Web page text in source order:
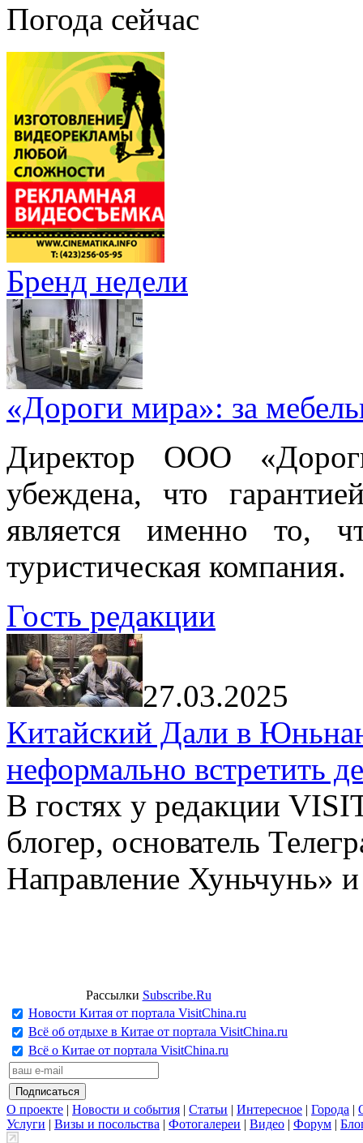
Погода сейчас
Бренд недели
«Дороги мира»: за
Директор ООО
убеждена, что
является именно то,
туристическая компания.
Гость редакции
27.03.2025
Китайский Дали в
неформально встретить
В гостях у редакции
блогер, основатель
Направление Хуньчунь»
Рассылки Subscribe.Ru
Новости Китая от портала VisitChina.ru
Всё об отдыхе в Китае от портала VisitChina.ru
Всё о Китае от портала VisitChina.ru
О проекте | Новости и события | Статьи | Интересное | Города |
Услуги | Визы и посольства | Фотогалереи | Видео | Форум |